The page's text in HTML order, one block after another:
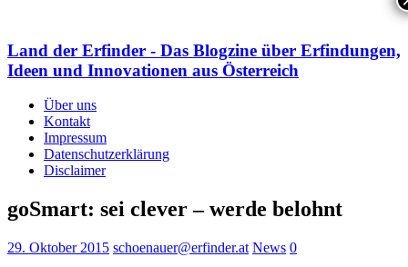
Land der Erfinder - Das Blogzine über Erfindungen,
Ideen und Innovationen aus Österreich
Über uns
Kontakt
Impressum
Datenschutzerklärung
Disclaimer
goSmart: sei clever – werde belohnt
29. Oktober 2015 schoenauer@erfinder.at News 0